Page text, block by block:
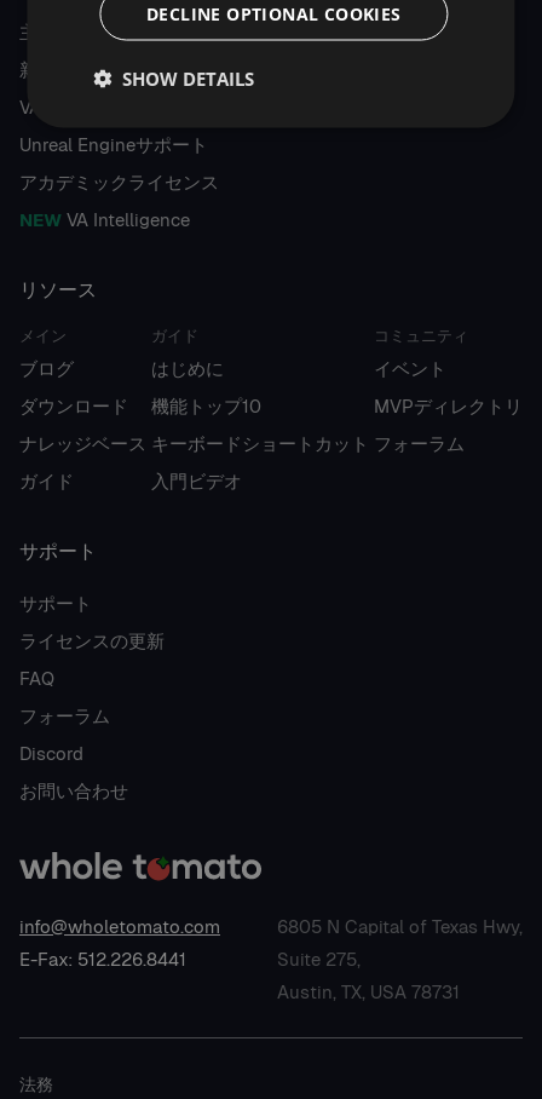
info@wholetomato.com
E-Fax: 512.226.8441
6805 N Capital of Texas Hwy,
Suite 275,
Austin, TX, USA 78731
主な機能
新機能
VAとReSharper C++を比較する
Unreal Engineサポート
アカデミックライセンス
NEW VA Intelligence
リソース
メイン
ブログ
ダウンロード
ナレッジベース
ガイド
ガイド
はじめに
機能トップ10
キーボードショートカット
入門ビデオ
コミュニティ
イベント
MVPディレクトリ
フォーラム
サポート
サポート
ライセンスの更新
FAQ
フォーラム
Discord
お問い合わせ
法務
DECLINE OPTIONAL COOKIES
SHOW DETAILS